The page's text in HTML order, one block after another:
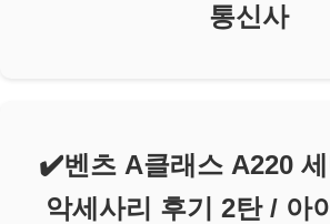
통신사
✔️벤츠 A클래스 A220
악세사리 후기 2탄 / 아